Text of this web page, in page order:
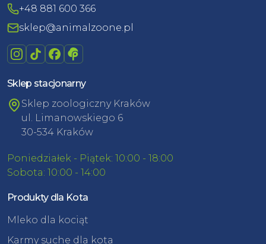
+48 881 600 366
sklep@animalzoone.pl
Sklep stacjonarny
Sklep zoologiczny Kraków
ul. Limanowskiego 6
30-534 Kraków
Poniedziałek - Piątek: 10:00 - 18:00
Sobota: 10:00 - 14:00
Produkty dla Kota
Mleko dla kociąt
Karmy suche dla kota